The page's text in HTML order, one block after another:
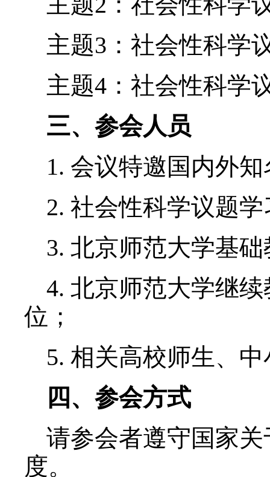
讯飞股份有限公司协
一、会议时间
2023年1月7日至8日
二、会议主题
主题1：社会性科学
主题2：社会性科学
主题3：社会性科学
主题4：社会性科学
三、参会人员